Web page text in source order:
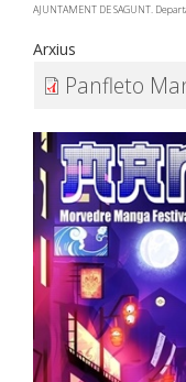
AJUNTAMENT DE SAGUNT.
Arxius
Panfleto